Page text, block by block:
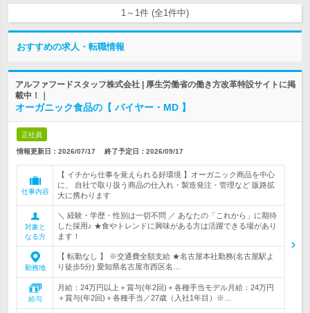
1～1件 (全1件中)
おすすめの求人・転職情報
アルファフードスタッフ株式会社 | 厚生労働省の働き方改革特設サイトに掲
載中！｜
オーガニック食品の【 バイヤー・MD 】
正社員
情報更新日：2026/07/17 終了予定日： 2026/09/17
仕事内容
【 イチから仕事を覚えられる好環境 】オーガニック商品を中心
に、 自社で取り扱う商品の仕入れ・製造発注・管理など 販路拡
大に携わります
対象と
なる方
＼ 経験・学歴・性別は一切不問 ／ あなたの「これから」に期待
した採用♪ ★食やトレンドに興味がある方は活躍できる場があり
ます！
勤務地
【 転勤なし 】 ※交通費全額支給 ★名古屋本社勤務(名古屋駅よ
り徒歩5分) 愛知県名古屋市西区名…
給与
月給：24万円以上＋賞与(年2回)＋各種手当モデル月給：24万円
＋賞与(年2回)＋各種手当／27歳（入社1年目）※…